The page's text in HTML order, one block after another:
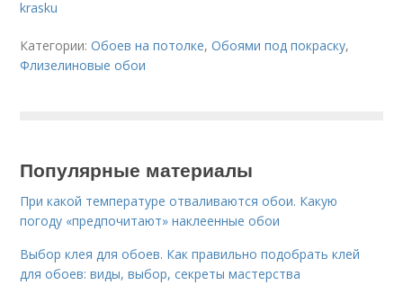
krasku
Категории:Обоев на потолке,Обоями под покраску,
Флизелиновые обои
Популярные материалы
При какой температуре отваливаются обои. Какую
погоду «предпочитают» наклеенные обои
Выбор клея для обоев. Как правильно подобрать клей
для обоев: виды, выбор, секреты мастерства